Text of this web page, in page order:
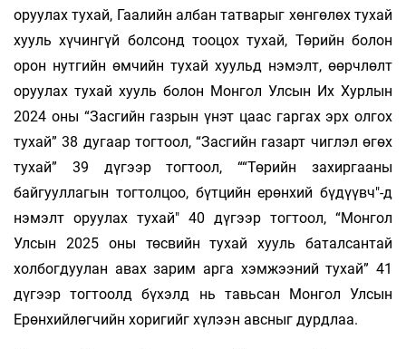
оруулах тухай, Гаалийн албан татварыг хөнгөлөх тухай
хууль хүчингүй болсонд тооцох тухай, Төрийн болон
орон нутгийн өмчийн тухай хуульд нэмэлт, өөрчлөлт
оруулах тухай хууль болон Монгол Улсын Их Хурлын
2024 оны “Засгийн газрын үнэт цаас гаргах эрх олгох
тухай” 38 дугаар тогтоол, “Засгийн газарт чиглэл өгөх
тухай” 39 дүгээр тогтоол, ““Төрийн захиргааны
байгууллагын тогтолцоо, бүтцийн ерөнхий бүдүүвч"-д
нэмэлт оруулах тухай" 40 дүгээр тогтоол, “Монгол
Улсын 2025 оны төсвийн тухай хууль баталсантай
холбогдуулан авах зарим арга хэмжээний тухай” 41
дүгээр тогтоолд бүхэлд нь тавьсан Монгол Улсын
Ерөнхийлөгчийн хоригийг хүлээн авсныг дурдлаа.